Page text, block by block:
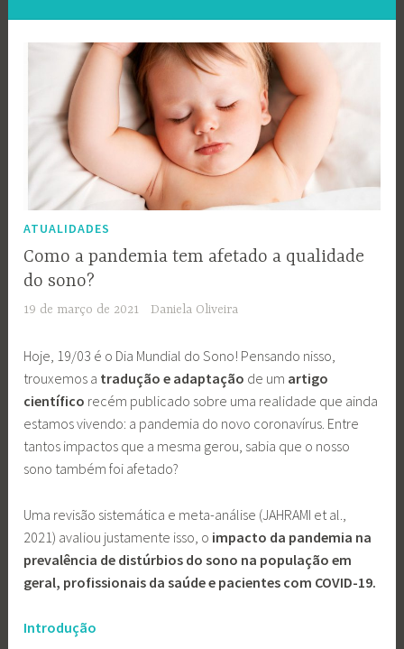
ATUALIDADES
Como a pandemia tem afetado a qualidade
do sono?
19 de março de 2021 Daniela Oliveira
Hoje, 19/03 é o Dia Mundial do Sono! Pensando nisso,
trouxemos a tradução e adaptação de um artigo
científico recém publicado sobre uma realidade que ainda
estamos vivendo: a pandemia do novo coronavírus. Entre
tantos impactos que a mesma gerou, sabia que o nosso
sono também foi afetado?
Uma revisão sistemática e meta-análise (JAHRAMI et al.,
2021) avaliou justamente isso, o impacto da pandemia na
prevalência de distúrbios do sono na população em
geral, profissionais da saúde e pacientes com COVID-19.
Introdução